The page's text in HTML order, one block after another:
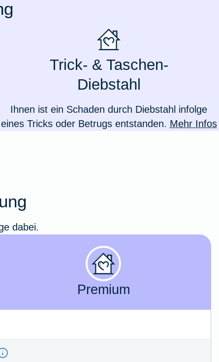
Trick- & Taschen-
Diebstahl
Ihnen ist ein Schaden durch Diebstahl infolge
eines Tricks oder Betrugs entstanden. Mehr Infos
dabei.
Premium